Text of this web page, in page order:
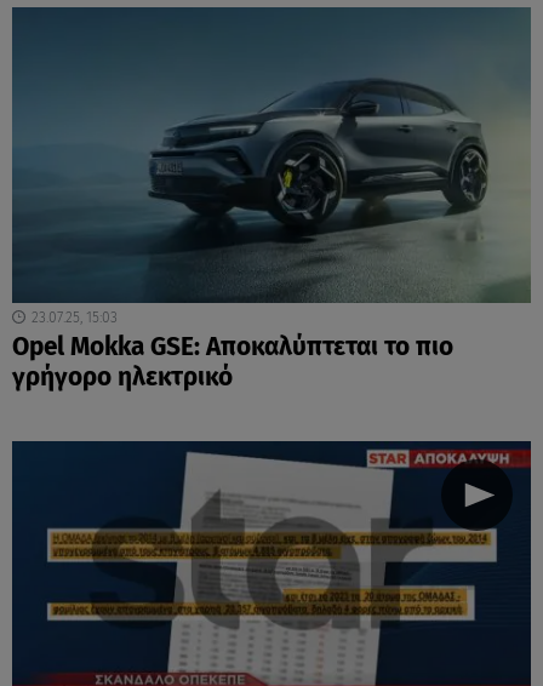
23.07.25, 15:03
Opel Mokka GSE: Αποκαλύπτεται το πιο
γρήγορο ηλεκτρικό